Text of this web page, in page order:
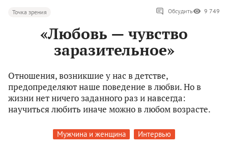
Точка зрения Обсудить 9 749
«Любовь — чувство
заразительное»
Отношения, возникшие у нас в детстве,
предопределяют наше поведение в любви. Но в
жизни нет ничего заданного раз и навсегда:
научиться любить иначе можно в любом возрасте.
Мужчина и женщина Интервью